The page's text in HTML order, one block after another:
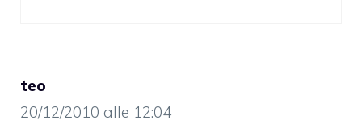
teo
20/12/2010 alle 12:04